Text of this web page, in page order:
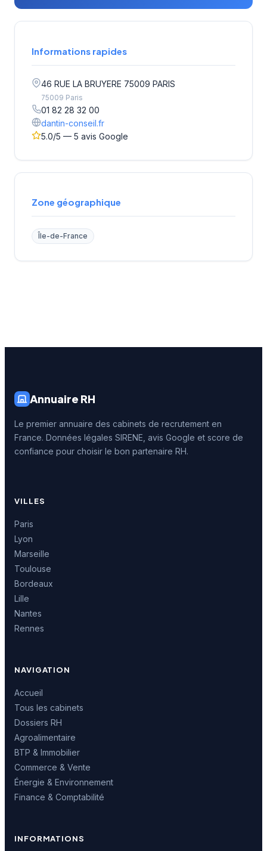
Informations rapides
46 RUE LA BRUYERE 75009 PARIS
75009 Paris
01 82 28 32 00
dantin-conseil.fr
5.0/5 — 5 avis Google
Zone géographique
Île-de-France
Annuaire RH
Le premier annuaire des cabinets de recrutement en
France. Données légales SIRENE, avis Google et score de
confiance pour choisir le bon partenaire RH.
VILLES
Paris
Lyon
Marseille
Toulouse
Bordeaux
Lille
Nantes
Rennes
NAVIGATION
Accueil
Tous les cabinets
Dossiers RH
Agroalimentaire
BTP & Immobilier
Commerce & Vente
Énergie & Environnement
Finance & Comptabilité
INFORMATIONS